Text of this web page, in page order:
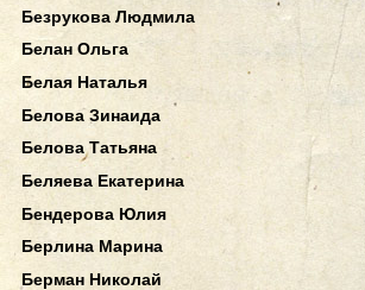
Безрукова Людмила
Белан Ольга
Белая Наталья
Белова Зинаида
Белова Татьяна
Беляева Екатерина
Бендерова Юлия
Берлина Марина
Берман Николай